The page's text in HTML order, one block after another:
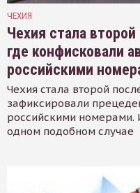
ЧЕХИЯ
Чехия стала
где конфисковали
российскими
Чехия стала второй
зафиксировали
российскими номерами.
одном подобном случае